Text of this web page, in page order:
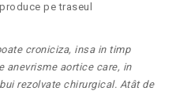
pe traseul
croniciza, insa in timp
anevrisme aortice care, in
rezolvate chirurgical. Atât de